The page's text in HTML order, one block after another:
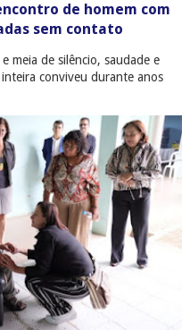
de homem com
sem contato
meia de silêncio, saudade e
conviveu durante anos